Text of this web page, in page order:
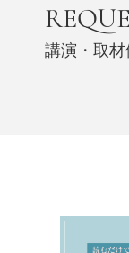
講演・取